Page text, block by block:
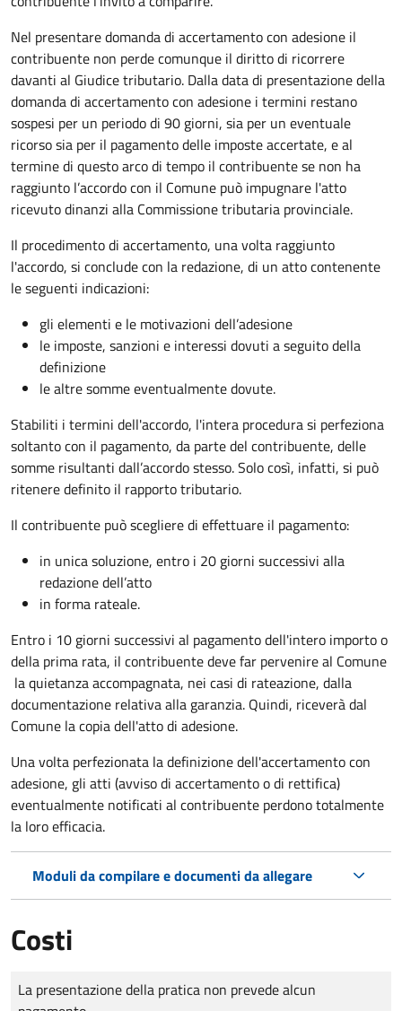
Nel presentare domanda di accertamento con adesione il
contribuente non perde comunque il diritto di ricorrere
davanti al Giudice tributario. Dalla data di presentazione della
domanda di accertamento con adesione i termini restano
sospesi per un periodo di 90 giorni, sia per un eventuale
ricorso sia per il pagamento delle imposte accertate, e al
termine di questo arco di tempo il contribuente se non ha
raggiunto l’accordo con il Comune può impugnare l'atto
ricevuto dinanzi alla Commissione tributaria provinciale.
Il procedimento di accertamento, una volta raggiunto
l'accordo, si conclude con la redazione, di un atto contenente
le seguenti indicazioni:
gli elementi e le motivazioni dell’adesione
le imposte, sanzioni e interessi dovuti a seguito della
definizione
le altre somme eventualmente dovute.
Stabiliti i termini dell'accordo, l'intera procedura si perfeziona
soltanto con il pagamento, da parte del contribuente, delle
somme risultanti dall’accordo stesso. Solo così, infatti, si può
ritenere definito il rapporto tributario.
Il contribuente può scegliere di effettuare il pagamento:
in unica soluzione, entro i 20 giorni successivi alla
redazione dell’atto
in forma rateale.
Entro i 10 giorni successivi al pagamento dell'intero importo o
della prima rata, il contribuente deve far pervenire al Comune
la quietanza accompagnata, nei casi di rateazione, dalla
documentazione relativa alla garanzia. Quindi, riceverà dal
Comune la copia dell'atto di adesione.
Una volta perfezionata la definizione dell'accertamento con
adesione, gli atti (avviso di accertamento o di rettifica)
eventualmente notificati al contribuente perdono totalmente
la loro efficacia.
Moduli da compilare e documenti da allegare
Costi
Tipo di pagamento
Importo
La presentazione della pratica non prevede alcun